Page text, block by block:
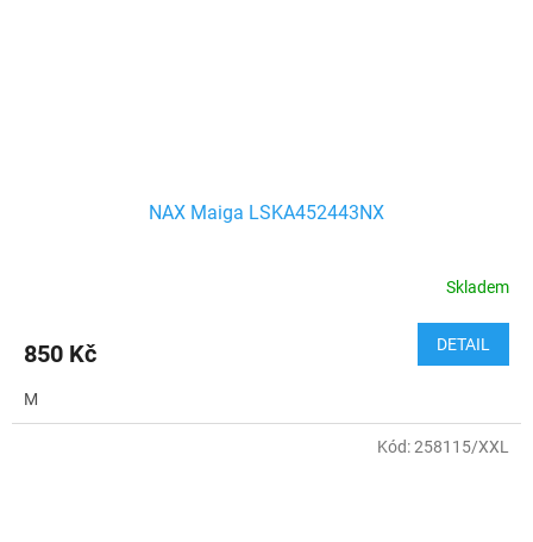
NAX Maiga LSKA452443NX
Skladem
850 Kč DETAIL
M
Kód:258115/XXL